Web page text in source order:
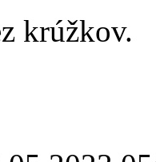
krúžkov.